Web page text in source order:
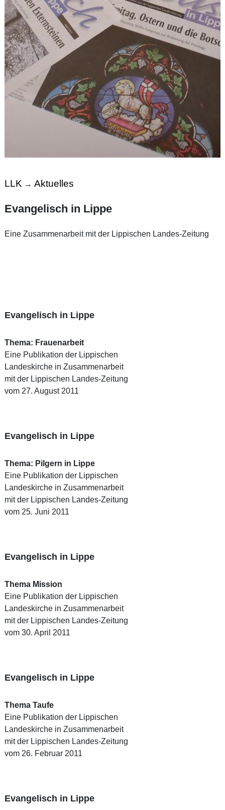
LLK → Aktuelles
Evangelisch in Lippe
Eine Zusammenarbeit mit der Lippischen Landes-Zeitung
Evangelisch in Lippe
Thema: Frauenarbeit
Eine Publikation der Lippischen
Landeskirche in Zusammenarbeit
mit der Lippischen Landes-Zeitung
vom 27. August 2011
Evangelisch in Lippe
Thema: Pilgern in Lippe
Eine Publikation der Lippischen
Landeskirche in Zusammenarbeit
mit der Lippischen Landes-Zeitung
vom 25. Juni 2011
Evangelisch in Lippe
Thema Mission
Eine Publikation der Lippischen
Landeskirche in Zusammenarbeit
mit der Lippischen Landes-Zeitung
vom 30. April 2011
Evangelisch in Lippe
Thema Taufe
Eine Publikation der Lippischen
Landeskirche in Zusammenarbeit
mit der Lippischen Landes-Zeitung
vom 26. Februar 2011
Evangelisch in Lippe